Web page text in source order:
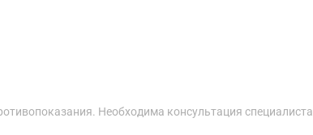
Необходима консультация специалиста